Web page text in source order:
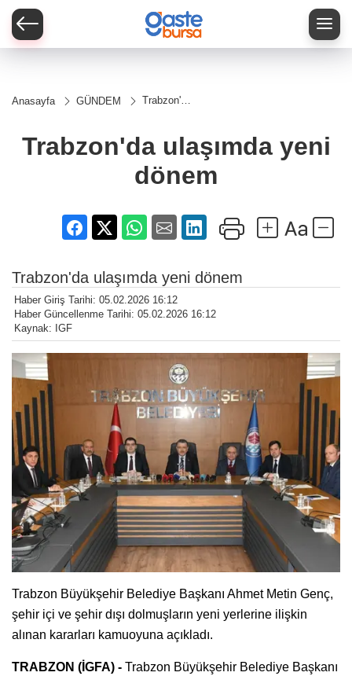
Anasayfa GÜNDEM
Trabzon'da
Trabzon'da ulaşımda yeni
dönem
Trabzon'da ulaşımda yeni dönem
Haber Giriş Tarihi: 05.02.2026 16:12
Haber Güncellenme Tarihi: 05.02.2026 16:12
Kaynak: IGF
Trabzon Büyükşehir Belediye Başkanı Ahmet Metin Genç,
şehir içi ve şehir dışı dolmuşların yeni yerlerine ilişkin
alınan kararları kamuoyuna açıkladı.
TRABZON (İGFA) - Trabzon Büyükşehir Belediye Başkanı